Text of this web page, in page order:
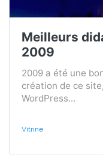
Meilleurs
2009
2009 a été une
création de ce
WordPress...
Vitrine